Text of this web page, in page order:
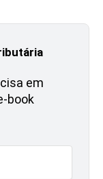
em
book